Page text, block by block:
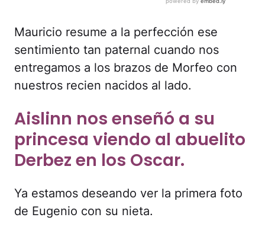
Mauricio resume a la perfección ese
sentimiento tan paternal cuando nos
entregamos a los brazos de Morfeo con
nuestros recien nacidos al lado.
Aislinn nos enseñó a su
princesa viendo al abuelito
Derbez en los Oscar.
Ya estamos deseando ver la primera foto
de Eugenio con su nieta.